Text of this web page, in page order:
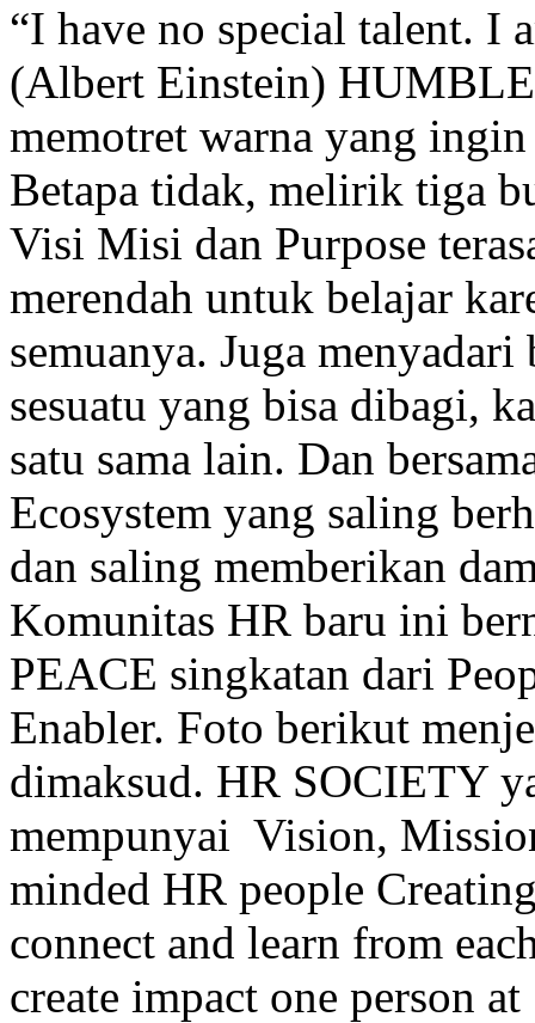
“I have no special talent. I
(Albert Einstein)
memotret warna yang
Betapa tidak, melirik tiga
Visi Misi dan Purpose
merendah untuk belajar
semuanya. Juga
sesuatu yang bisa dibagi,
satu sama lain. Dan
Ecosystem yang saling
dan saling memberikan
Komunitas HR baru ini
PEACE singkatan dari
Enabler. Foto berikut
dimaksud. HR SOCIETY
mempunyai Vision,
minded HR people
connect and learn from
create impact one person